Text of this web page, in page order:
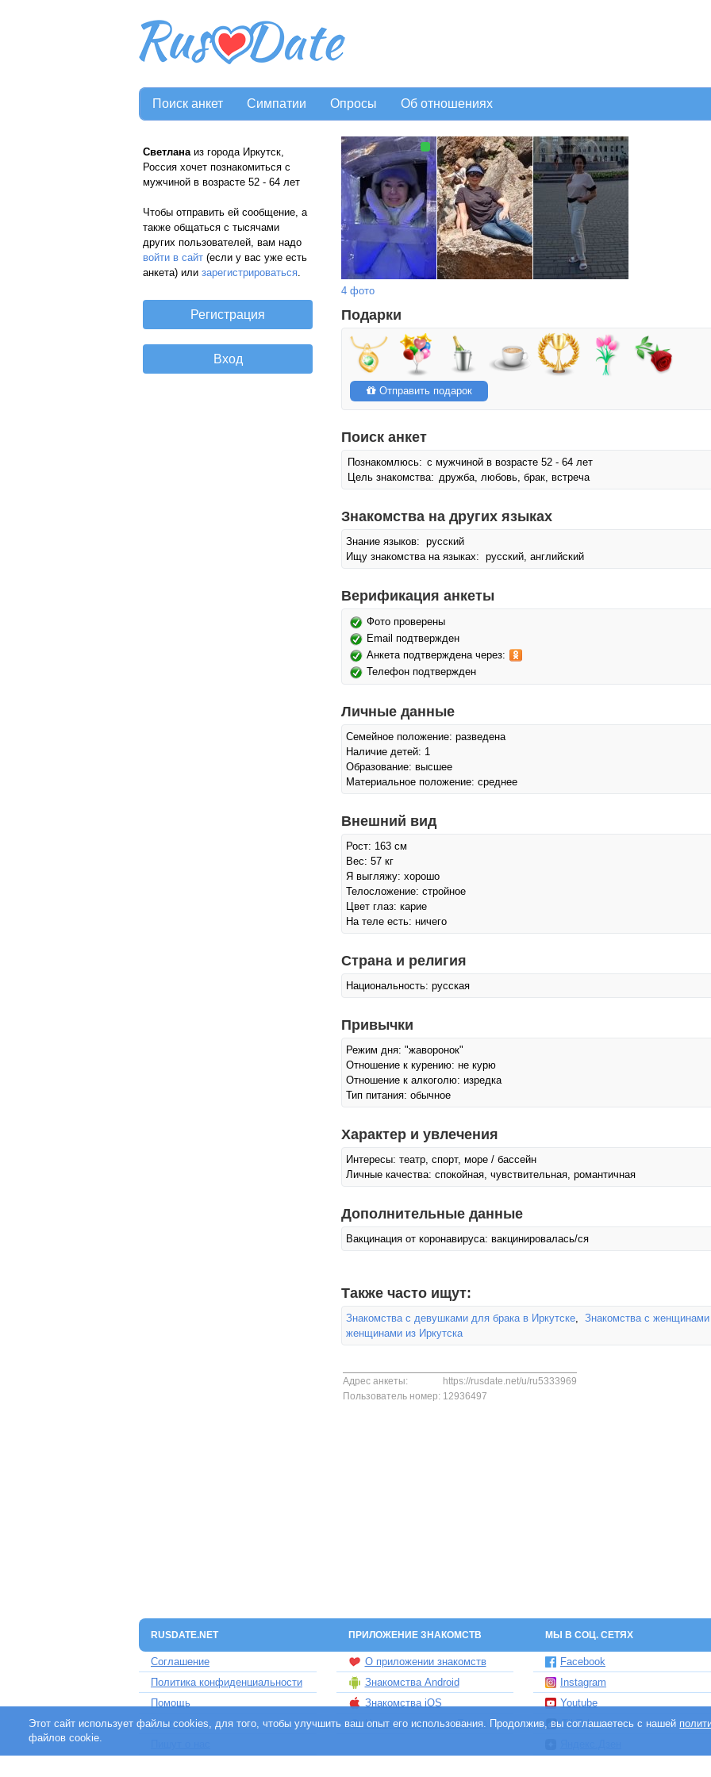
Поиск анкет Симпатии Опросы Об отношениях
Светланаиз города Иркутск,
Россия хочет познакомиться с
мужчиной в возрасте 52 - 64 лет
Чтобы отправить ей сообщение, а
также общаться с тысячами
других пользователей, вам надо
войти в сайт (если у вас уже есть
анкета) или зарегистрироваться.
4 фото
Подарки
Отправить подарок
Поиск анкет
Познакомлюсь: с мужчиной в возрасте 52 - 64 лет
Цель знакомства: дружба, любовь, брак, встреча
Знакомства на других языках
Знание языков: русский
Ищу знакомства на языках: русский, английский
Верификация анкеты
Фото проверены
Email подтвержден
Анкета подтверждена через:
Телефон подтвержден
Личные данные
Семейное положение: разведена
Наличие детей: 1
Образование: высшее
Материальное положение: среднее
Внешний вид
Рост: 163 см
Вес: 57 кг
Я выгляжу: хорошо
Телосложение: стройное
Цвет глаз: карие
На теле есть: ничего
Страна и религия
Национальность: русская
Привычки
Режим дня: "жаворонок"
Отношение к курению: не курю
Отношение к алкоголю: изредка
Тип питания: обычное
Характер и увлечения
Интересы: театр, спорт, море / бассейн
Личные качества: спокойная, чувствительная, романтичная
Дополнительные данные
Вакцинация от коронавируса: вакцинировалась/ся
Также часто ищут:
Знакомства с девушками для брака в Иркутске, Знакомства с женщинами
женщинами из Иркутска
Адрес анкеты:
https://rusdate.net/u/ru5333969
Пользователь номер: 12936497
RUSDATE.NET ПРИЛОЖЕНИЕ ЗНАКОМСТВ МЫ В СОЦ. СЕТЯХ
Соглашение
Политика конфиденциальности
Помощь
Контакты
О приложении знакомств
Знакомства Android
Знакомства iOS
Чат бот знакомств Елена
Facebook
Instagram
Youtube
TikTok
Этот сайт использует файлы cookies, для того, чтобы улучшить ваш опыт его использования. Продолжив, вы соглашаетесь с нашей
файлов cookie.